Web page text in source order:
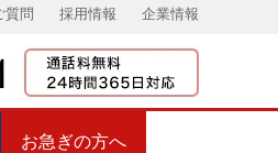
質問 採用情報 企業情報
お急ぎの方へ